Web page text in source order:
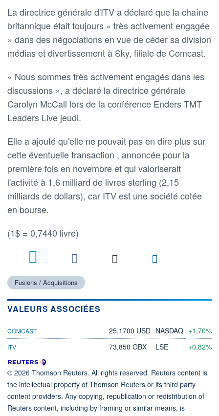
La directrice générale d'ITV a déclaré que la chaîne
britannique était toujours « très activement engagée
» dans des négociations en vue de céder sa division
médias et divertissement à Sky, filiale de Comcast.
« Nous sommes très activement engagés dans les
discussions », a déclaré la directrice générale
Carolyn McCall lors de la conférence Enders TMT
Leaders Live jeudi.
Elle a ajouté qu'elle ne pouvait pas en dire plus sur
cette éventuelle transaction , annoncée pour la
première fois en novembre et qui valoriserait
l'activité à 1,6 milliard de livres sterling (2,15
milliards de dollars), car ITV est une société cotée
en bourse.
(1$ = 0,7440 livre)
Fusions / Acquisitions
VALEURS ASSOCIÉES
COMCAST 25,1700 USD NASDAQ +1,70%
ITV 73,850 GBX LSE +0,82%
© 2026 Thomson Reuters. All rights reserved. Reuters content is
the intellectual property of Thomson Reuters or its third party
content providers. Any copying, republication or redistribution of
Reuters content, including by framing or similar means, is